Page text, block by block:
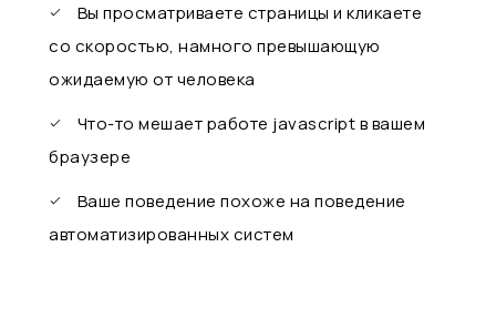
Вы просматриваете страницы и кликаете
со скоростью, намного превышающую
ожидаемую от человека
Что-то мешает работе javascript в вашем
браузере
Ваше поведение похоже на поведение
автоматизированных систем